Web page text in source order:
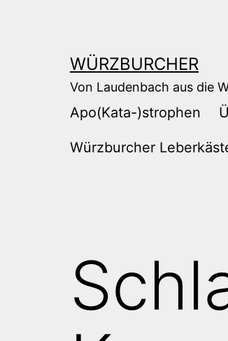
WÜRZBURCHER
Von Laudenbach aus die
Apo(Kata-)strophen
Würzburcher